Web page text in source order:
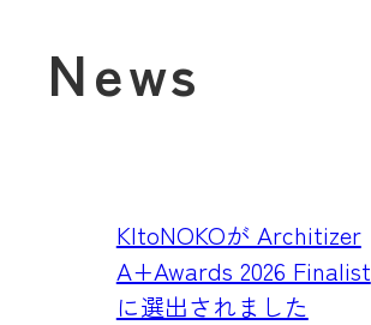
News
KItoNOKOが Architizer
A+Awards 2026 Finalist
に選出されました